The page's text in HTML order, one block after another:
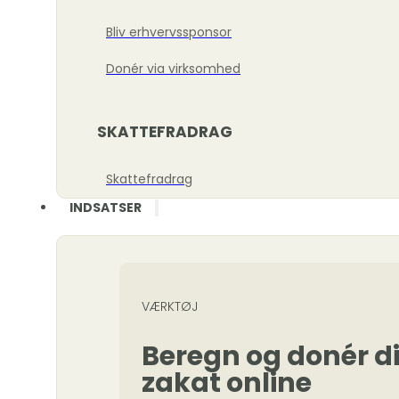
Bliv erhvervssponsor
Donér via virksomhed
SKATTEFRADRAG
Skattefradrag
INDSATSER
VÆRKTØJ
Beregn og donér
zakat online